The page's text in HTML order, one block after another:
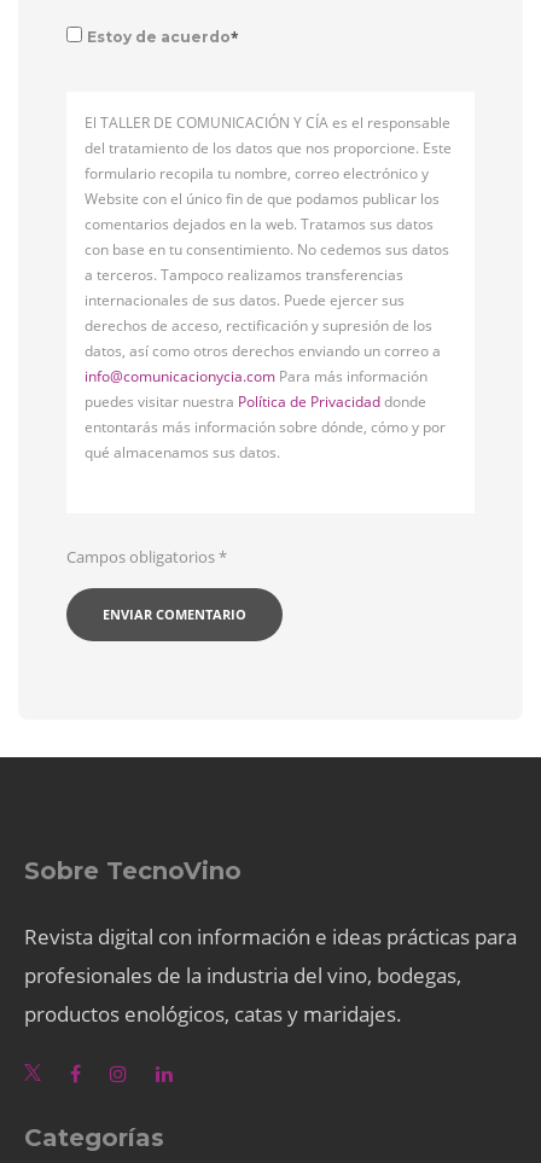
Estoy de acuerdo*
El TALLER DE COMUNICACIÓN Y CÍA es el responsable
del tratamiento de los datos que nos proporcione. Este
formulario recopila tu nombre, correo electrónico y
Website con el único fin de que podamos publicar los
comentarios dejados en la web. Tratamos sus datos
con base en tu consentimiento. No cedemos sus datos
a terceros. Tampoco realizamos transferencias
internacionales de sus datos. Puede ejercer sus
derechos de acceso, rectificación y supresión de los
datos, así como otros derechos enviando un correo a
info@comunicacionycia.com Para más información
puedes visitar nuestra Política de Privacidaddonde
entontarás más información sobre dónde, cómo y por
qué almacenamos sus datos.
Campos obligatorios*
Sobre TecnoVino
Revista digital con información e ideas prácticas para
profesionales de la industria del vino, bodegas,
productos enológicos, catas y maridajes.
Categorías